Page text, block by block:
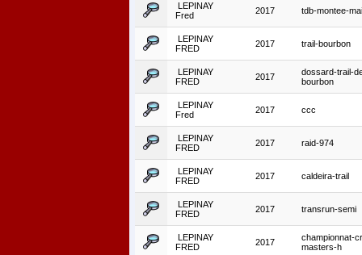
LEPINAY
Fred
2017 tdb-montee-
LEPINAY
FRED
2017 trail-bourbon
LEPINAY
FRED
2017
dossard-trail-
bourbon
LEPINAY
Fred
2017 ccc
LEPINAY
FRED
2017 raid-974
LEPINAY
FRED
2017 caldeira-trail
LEPINAY
FRED
2017 transrun-semi
LEPINAY
FRED
2017
championnat-
masters-h